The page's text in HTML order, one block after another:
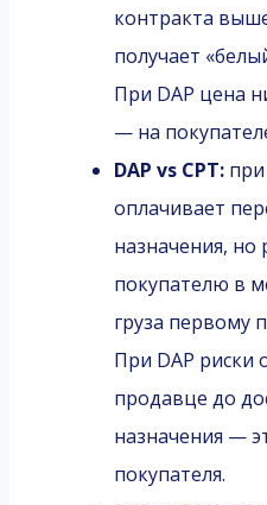
контракта
получает
При DAP цена
— на
DAP vs CPT:
оплачивает
назначения, но
покупателю в
груза первому
При DAP риски
продавце до
назначения —
покупателя.